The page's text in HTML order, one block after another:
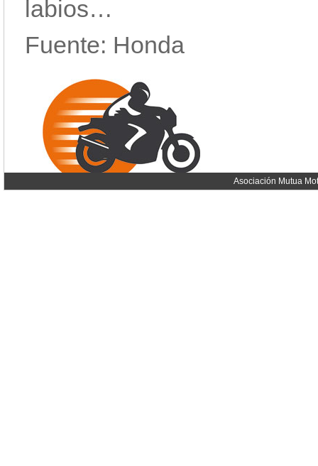
labios…
Fuente: Honda
Asociación Mutua